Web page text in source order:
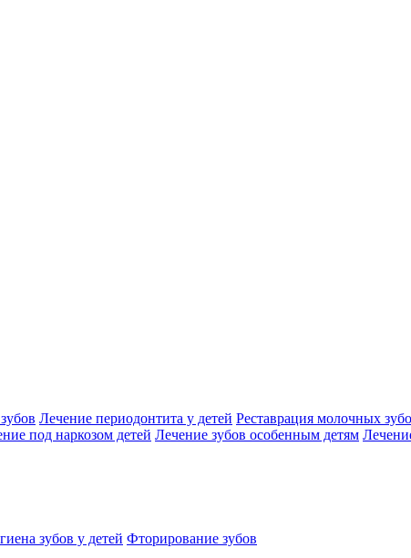
Лечение периодонтита у детей Реставрация молочных
под наркозом детей Лечение зубов особенным детям
зубов у детей Фторирование зубов